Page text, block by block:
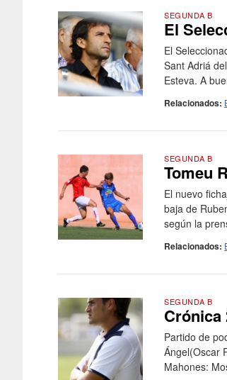
SEGUNDA B
El
El
Sant Adriá
Esteva. A
Relacionados:
SEGUNDA B
Tomeu
El nuevo
baja de
según la
Relacionados:
SEGUNDA B
Crónica
Partido de
Ángel(Oscar
Mahones: